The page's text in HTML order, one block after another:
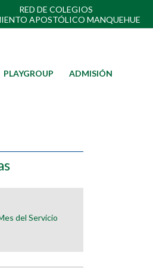
RED DE COLEGIOS
APOSTÓLICO MANQUEHUE
PLAYGROUP ADMISIÓN
del Servicio